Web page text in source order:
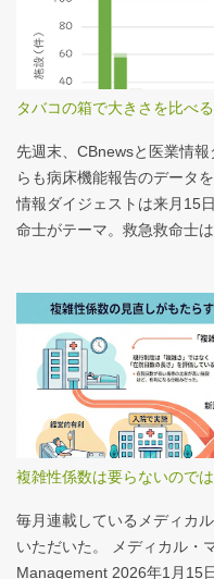
タバコの箱で大きさを比べ
先週末、CBnewsと医業情
らも病床機能報告のデータ
情報ダイジェストは来月15
命士がテーマ。救急救命士
は、医業情報ダイジェスト
分析結果の一例は下のグラ
基に作成 ※救急救命士の人
計。人数が0人の施設は集
う？、あの施設は何人だろ
が、上のグラフのような情
する。立派な建物がある。
復元したものだ。写真だけ
今月訪れた武蔵国府跡 実際
れほど大きくない。人が一
複雑性係数は要らないのでは
毎月連載しているメディカ
いただいた。 メディカル・
Management 2026年1月